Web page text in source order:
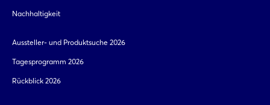
Nachhaltigkeit
Aussteller- und Produktsuche 2026
Tagesprogramm 2026
Rückblick 2026